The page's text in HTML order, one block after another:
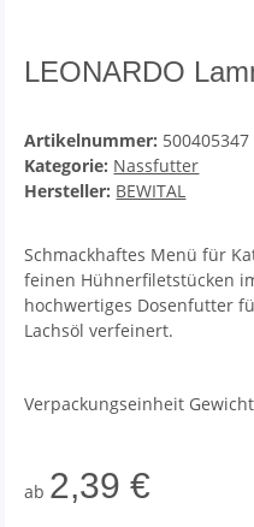
LEONARDO
Artikelnummer: 500405347
Kategorie: Nassfutter
Hersteller: BEWITAL
Schmackhaftes Menü für
feinen Hühnerfiletstücken
hochwertiges Dosenfutter
Lachsöl verfeinert.
Verpackungseinheit Gewicht
ab 2,39 €